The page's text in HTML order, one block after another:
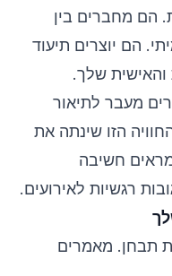
הם מחברים בין
הם יוצרים תיעוד
שלך.
מעבר לתיאור
הזו שינתה את
חשיבה
רגשיות לאירועים.
תבחן. מאמרים